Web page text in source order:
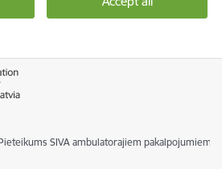
SIVA ambulatorajiem pakalpojumiem